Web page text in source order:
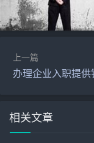
上一篇
相关文章